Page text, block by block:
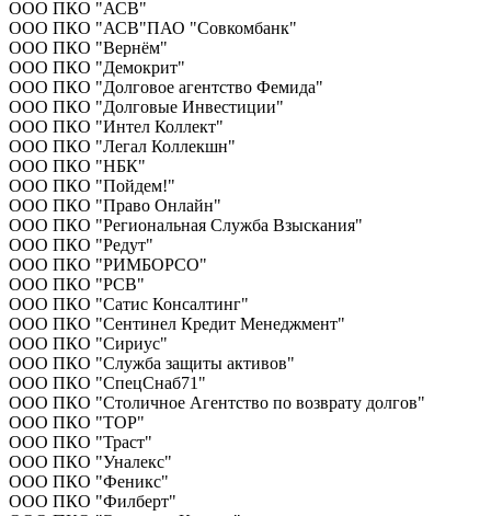
ООО ПКО "АСВ"
ООО ПКО "АСВ"ПАО "Совкомбанк"
ООО ПКО "Вернём"
ООО ПКО "Демокрит"
ООО ПКО "Долговое агентство Фемида"
ООО ПКО "Долговые Инвестиции"
ООО ПКО "Интел Коллект"
ООО ПКО "Легал Коллекшн"
ООО ПКО "НБК"
ООО ПКО "Пойдем!"
ООО ПКО "Право Онлайн"
ООО ПКО "Региональная Служба Взыскания"
ООО ПКО "Редут"
ООО ПКО "РИМБОРСО"
ООО ПКО "РСВ"
ООО ПКО "Сатис Консалтинг"
ООО ПКО "Сентинел Кредит Менеджмент"
ООО ПКО "Сириус"
ООО ПКО "Служба защиты активов"
ООО ПКО "СпецСнаб71"
ООО ПКО "Столичное Агентство по возврату долгов"
ООО ПКО "ТОР"
ООО ПКО "Траст"
ООО ПКО "Уналекс"
ООО ПКО "Феникс"
ООО ПКО "Филберт"